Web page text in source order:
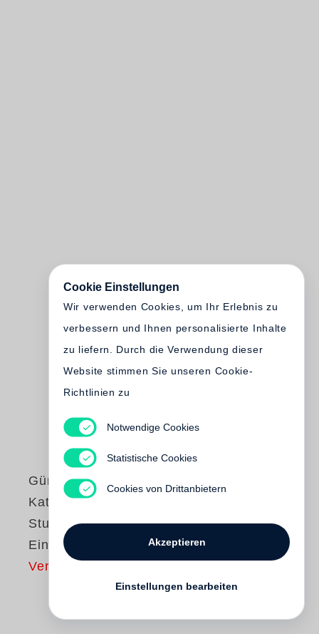
Günter Grass
Katz und Maus /
Studienausgabe in
Einzelbänden
Vergriffen
Cookie Einstellungen
Wir verwenden Cookies, um Ihr Erlebnis zu
verbessern und Ihnen personalisierte Inhalte
zu liefern. Durch die Verwendung dieser
Website stimmen Sie unseren Cookie-
Richtlinien zu
Notwendige Cookies
Statistische Cookies
Cookies von Drittanbietern
Akzeptieren
Einstellungen bearbeiten